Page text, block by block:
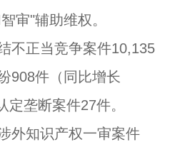
审"辅助维权。
不正当竞争案件10,135
908件（同比增长
定垄断案件27件。
外知识产权一审案件